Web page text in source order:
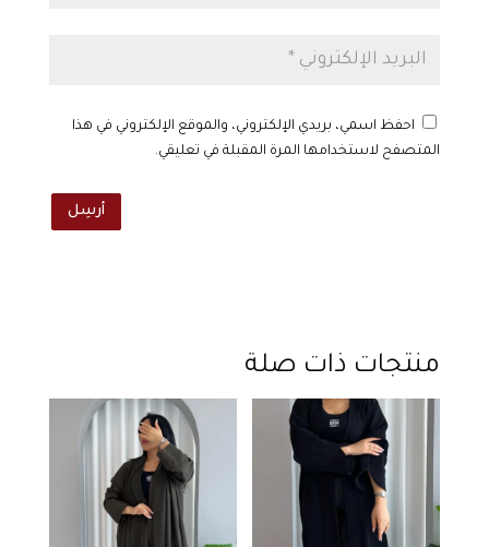
احفظ اسمي، بريدي الإلكتروني، والموقع الإلكتروني في هذا
المتصفح لاستخدامها المرة المقبلة في تعليقي.
أرسِل
منتجات ذات صلة